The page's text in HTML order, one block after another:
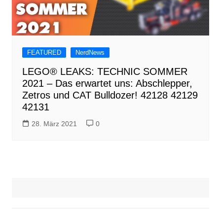
FEATURED NerdNews
LEGO® LEAKS: TECHNIC SOMMER
2021 – Das erwartet uns: Abschlepper,
Zetros und CAT Bulldozer! 42128 42129
42131
28. März 2021 0